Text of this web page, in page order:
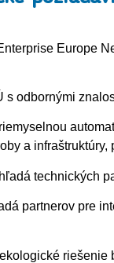
Europe
s odbornými
a
technických
partnerov pre